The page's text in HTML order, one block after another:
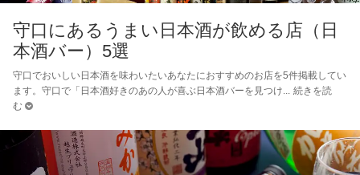
守口にあるうまい日本酒が飲める店（日
本酒バー）5選
守口でおいしい日本酒を味わいたいあなたにおすすめのお店を5件掲載してい
ます。守口で「日本酒好きのあの人が喜ぶ日本酒バーを見つけ
続きを読
む